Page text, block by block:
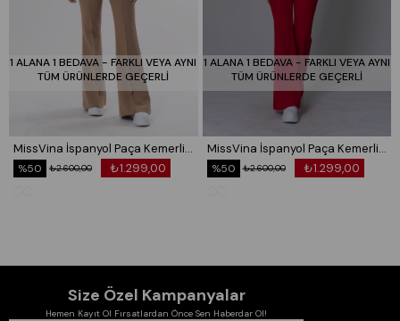
40/L Beden Göğüs: 97/104 Bel:81/88 Basen:105/112
42/XL Beden Göğüs: 104/114 Bel:88/98 Basen:112/120
44/XXL Beden Göğüs: 114/124 Bel:98/108 Basen:120/128
Kampanyalı ürünlerde değişim yapılmaktadır
missvina.com
1 ALANA 1 BEDAVA - FARKLI VEYA AYNI
TÜM ÜRÜNLERDE GEÇERLİ
MissVina İspanyol Paça Kemerli Pantolon 3950
₺1.299,00
₺2.600,00
%50
1 ALANA 1 BEDAVA - FARKLI VEYA AYNI
TÜM ÜRÜNLERDE GEÇERLİ
MissVina İspanyol Paça Kemerli Pantolon 3950
₺1.299,00
₺2.600,00
%50
Size Özel Kampanyalar
Hemen Kayıt Ol Fırsatlardan Önce Sen Haberdar Ol!